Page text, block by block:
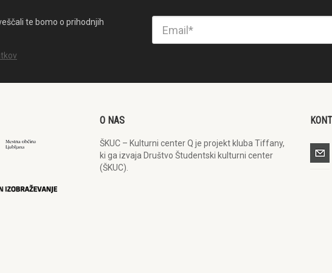
te bomo o prihodnjih
O NAS
ŠKUC – Kulturni center Q je projekt kluba Tiffany,
ki ga izvaja Društvo Študentski kulturni center
(ŠKUC).